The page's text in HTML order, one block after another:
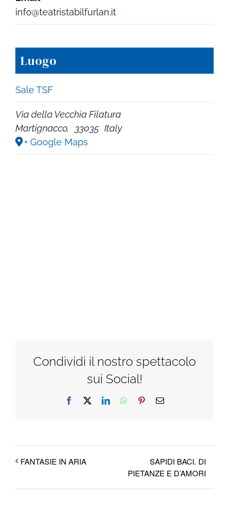
info@teatristabilfurlan.it
Luogo
Sale TSF
Via della Vecchia Filatura
Martignacco, 33035 Italy
+ Google Maps
Condividi il nostro spettacolo
sui Social!
Facebook LinkedInWhatsApp
PinterestEmail
FANTASIE IN ARIA
SAPIDI BACI. DI
PIETANZE E D’AMORI